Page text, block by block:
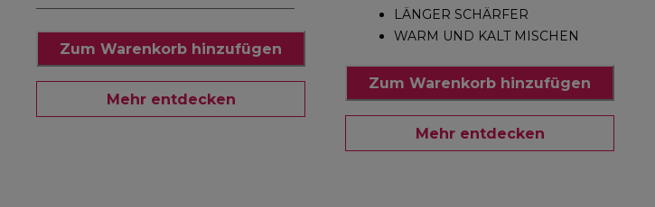
Zum Warenkorb hinzufügen
Mehr entdecken
LÄNGER SCHÄRFER
WARM UND KALT MISCHEN
Zum Warenkorb hinzufügen
Mehr entdecken